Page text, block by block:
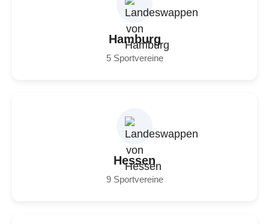
Hamburg
5 Sportvereine
Hessen
9 Sportvereine